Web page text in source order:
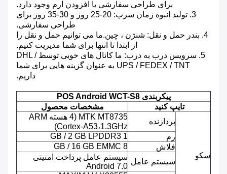
برای طراحی سفارشی یا افزودن آرم وجود دارد.
3. تولید انبوه زمان سرب: 20-25 روز و 30-35 روز برای
طراحی سفارشی.
4. بندر حمل و نقل: شنژن ، چین.ما می توانیم حمل و نقل را
از ابتدا تا انتها برای شما مدیریت کنیم.
5. سرویس درب به درب: ما کانال های خوبی توسط DHL /
UPS / FEDEX / TNT به عنوان گزینه هایی برای شما
داریم.
پیکربندی POS Android WCT-S8
تایپ کنید
مشخصات محصول
سکو
پردازنده
MTK MT8735 (4 هسته ARM
Cortex-A53،1.3GHz)
رم
1 GB / 2 GB LPDDR3
فلاش
8 GB / 16 GB EMMC
سیستم عامل
سیستم عامل پرداخت امنیتی
Android 7.0